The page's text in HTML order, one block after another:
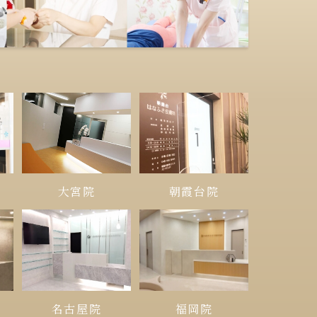
大宮院 朝霞台院
名古屋院 福岡院